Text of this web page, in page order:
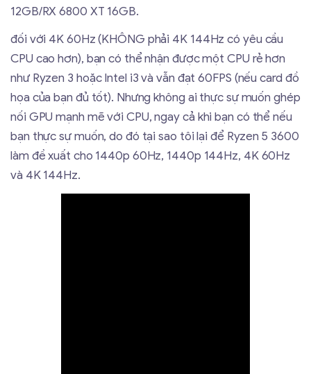
12GB/RX 6800 XT 16GB.
đối với 4K 60Hz (KHÔNG phải 4K 144Hz có yêu cầu
CPU cao hơn), bạn có thể nhận được một CPU rẻ hơn
như Ryzen 3 hoặc Intel i3 và vẫn đạt 60FPS (nếu card đồ
họa của bạn đủ tốt). Nhưng không ai thực sự muốn ghép
nối GPU mạnh mẽ với CPU, ngay cả khi bạn có thể nếu
bạn thực sự muốn, do đó tại sao tôi lại để Ryzen 5 3600
làm đề xuất cho 1440p 60Hz, 1440p 144Hz, 4K 60Hz
và 4K 144Hz.